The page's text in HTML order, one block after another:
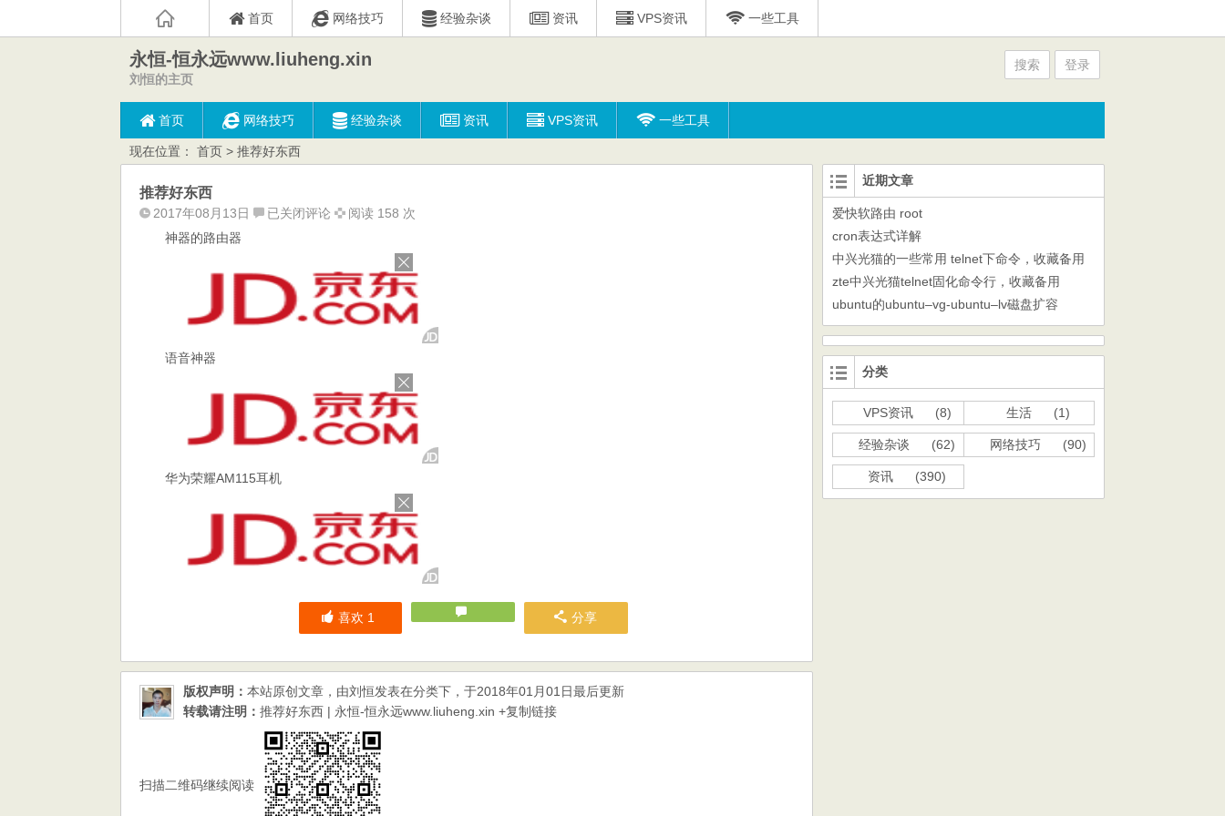
首页 网络技巧 经验杂谈 资讯 VPS资讯 一些工具
永恒-恒永远www.liuheng.xin
刘恒的主页
搜索 登录
首页 网络技巧 经验杂谈 资讯 VPS资讯 一些工具
现在位置： 首页 > 推荐好东西
推荐好东西
2017年08月13日
推
东
已关闭评论
阅读 158 次
神器的路由器
语音神器
华为荣耀AM115耳机
喜欢 1 分享
版权声明： 本站原创文章，由刘恒发表在分类下，于2018年01月01日最后更新
转载请注明： 推荐好东西 | 永恒-恒永远www.liuheng.xin +复制链接
扫描二维码继续阅读
近期文章
爱快软路由 root
cron表达式详解
中兴光猫的一些常用 telnet下命令，收藏备用
zte中兴光猫telnet固化命令行，收藏备用
ubuntu的ubuntu–vg-ubuntu–lv磁盘扩容
分类
VPS资讯 (8) 生活 (1)
经验杂谈 (62) 网络技巧 (90)
资讯 (390)